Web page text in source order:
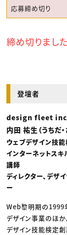
応募締め切り
締め切りました
登壇者
design fleet
内田 祐生（うちだ
ウェブデザイン技
インターネットス
講師
ディレクター、デザ
ー
Web黎明期の1999
デザイン事業のほ
デザイン技能検定創